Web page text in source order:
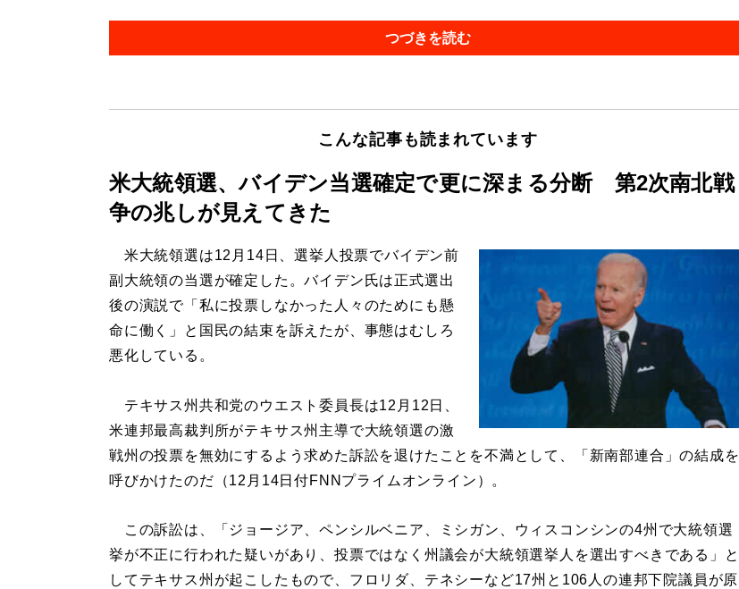
つづきを読む
こんな記事も読まれています
米大統領選、バイデン当選確定で更に深まる分断 第2次南北戦
争の兆しが見えてきた
米大統領選は12月14日、選挙人投票でバイデン前
副大統領の当選が確定した。バイデン氏は正式選出
後の演説で「私に投票しなかった人々のためにも懸
命に働く」と国民の結束を訴えたが、事態はむしろ
悪化している。
テキサス州共和党のウエスト委員長は12月12日、
米連邦最高裁判所がテキサス州主導で大統領選の激
戦州の投票を無効にするよう求めた訴訟を退けたことを不満として、「新南部連合」の結成を
呼びかけたのだ（12月14日付FNNプライムオンライン）。
この訴訟は、「ジョージア、ペンシルベニア、ミシガン、ウィスコンシンの4州で大統領選
挙が不正に行われた疑いがあり、投票ではなく州議会が大統領選挙人を選出すべきである」と
してテキサス州が起こしたもので、フロリダ、テネシーなど17州と106人の連邦下院議員が原